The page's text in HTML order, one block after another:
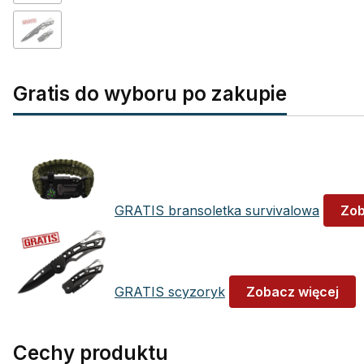
Gratis do wyboru po zakupie
GRATIS bransoletka survivalowa
GRATIS scyzoryk Zobacz więcej
Cechy produktu